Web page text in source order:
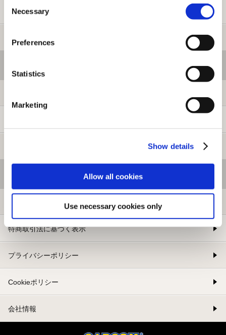
Selection
Necessary
Preferences
Statistics
Marketing
Show details
Allow all cookies
Use necessary cookies only
お問い合わせ
提携サイト募集
特商取引法に基づく表示
プライバシーポリシー
Cookieポリシー
会社情報